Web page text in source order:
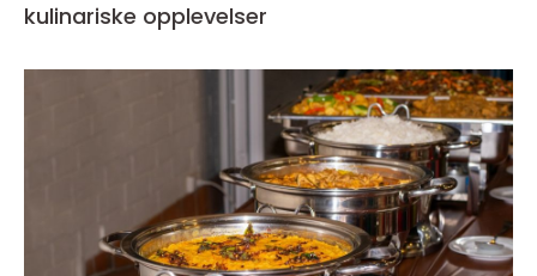
kulinariske opplevelser